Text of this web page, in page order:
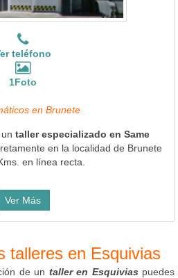
teléfono
1Foto
en Brunete
taller especializado en Same
en la localidad de Brunete
en línea recta.
Ver Más
talleres en Esquivias
de un taller en Esquiviaspuedes